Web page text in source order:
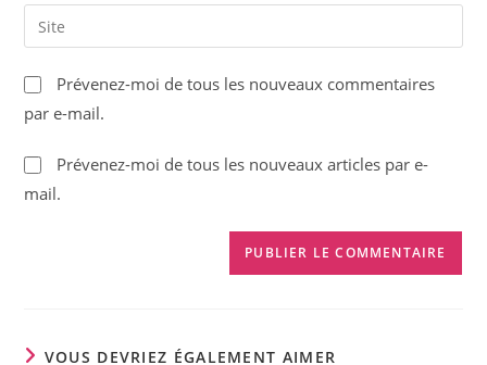
comment
email
address
comment
Saisir
l’URL
de
votre
site
(facultatif)
Prévenez-moi de tous les nouveaux commentaires
par e-mail.
Prévenez-moi de tous les nouveaux articles par e-
mail.
VOUS DEVRIEZ ÉGALEMENT AIMER